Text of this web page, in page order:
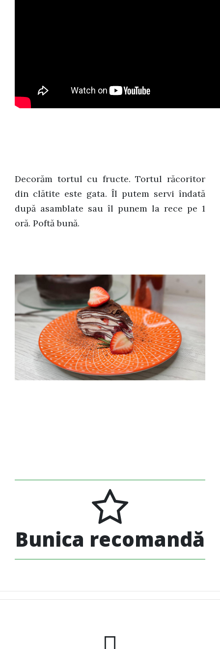
Decorăm tortul cu fructe. Tortul răcoritor
din clătite este gata. Îl putem servi îndată
după asamblate sau îl punem la rece pe 1
oră. Poftă bună.
Bunica recomandă